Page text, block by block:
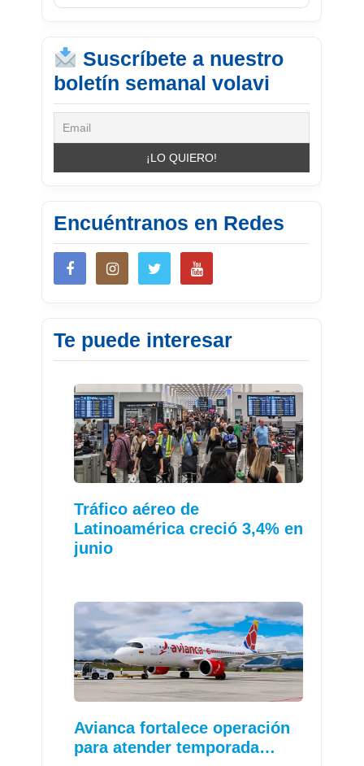
Suscríbete a nuestro
boletín semanal volavi
Encuéntranos en Redes
Te puede interesar
Tráfico aéreo de
Latinoamérica creció 3,4% en
junio
Avianca fortalece operación
para atender temporada…